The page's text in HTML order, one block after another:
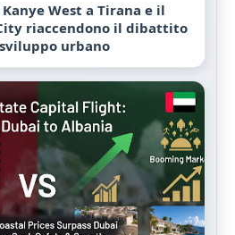
West a Tirana e il
riaccendono il dibattito
urbano